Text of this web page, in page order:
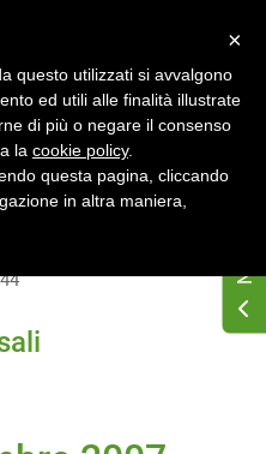
energetica
×
questo utilizzati si avvalgono
ed utili alle finalità illustrate
di più o negare il consenso
la cookie policy.
questa pagina, cliccando
in altra maniera,